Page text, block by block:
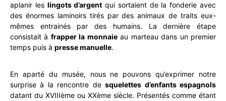
aplanir les lingots d’argent qui sortaient de la fonderie avec
des énormes laminoirs tirés par des animaux de traits eux-
mêmes entrainés par des humains. La dernière étape
consistait à frapper la monnaieau marteau dans un premier
temps puis à presse manuelle.
En aparté du musée, nous ne pouvons qu’exprimer notre
surprise à la rencontre desquelettes d’enfants espagnols
datant du XVIIIème ou XXème siècle. Présentés comme étant